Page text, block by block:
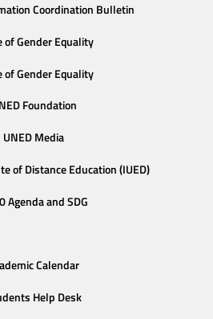
Coordination Bulletin
of Gender Equality
of Gender Equality
Foundation
UNED Media
of Distance Education (IUED)
Agenda and SDG
Calendar
Help Desk